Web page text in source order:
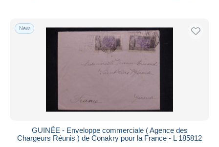
New
GUINÉE - Enveloppe commerciale ( Agence des
Chargeurs Réunis ) de Conakry pour la France - L 185812